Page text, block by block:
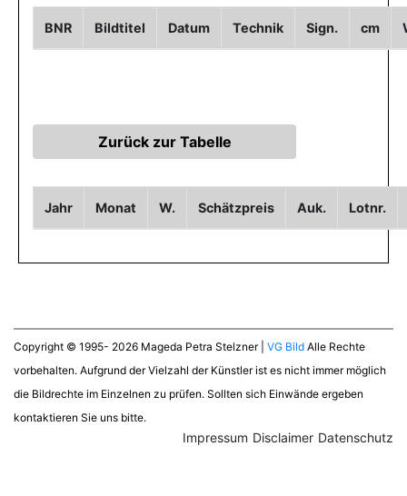
BNR Bildtitel Datum Technik Sign. cm
Jahr Monat W. Schätzpreis Auk. Lotnr.
Copyright © 1995- 2026 Mageda Petra Stelzner | VG Bild Alle Rechte
vorbehalten. Aufgrund der Vielzahl der Künstler ist es nicht immer möglich
die Bildrechte im Einzelnen zu prüfen. Sollten sich Einwände ergeben
kontaktieren Sie uns bitte.
Datenschutz
Disclaimer
Impressum